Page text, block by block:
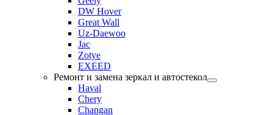
DW Hover
Great Wall
Uz-Daewoo
Jac
Zotye
EXEED
Ремонт и замена зеркал и автостекол
Haval
Chery
Changan